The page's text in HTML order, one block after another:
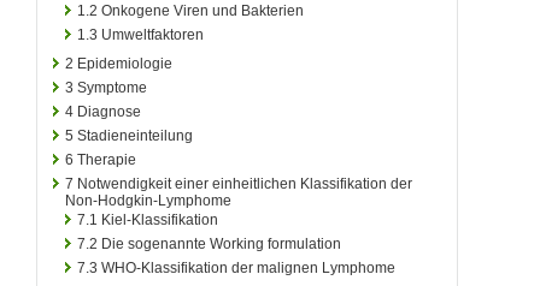
1.2 Onkogene Viren und Bakterien
1.3 Umweltfaktoren
2 Epidemiologie
3 Symptome
4 Diagnose
5 Stadieneinteilung
6 Therapie
7 Notwendigkeit einer einheitlichen Klassifikation der
Non-Hodgkin-Lymphome
7.1 Kiel-Klassifikation
7.2 Die sogenannte Working formulation
7.3 WHO-Klassifikation der malignen Lymphome